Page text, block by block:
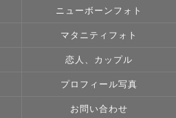
】
ら7年が経ちました。周りの大切
気づきました 𓏸𓍯﻿そこから、わた
ニューボーンフォト
マタニティフォト
恋人、カップル
プロフィール写真
お問い合わせ